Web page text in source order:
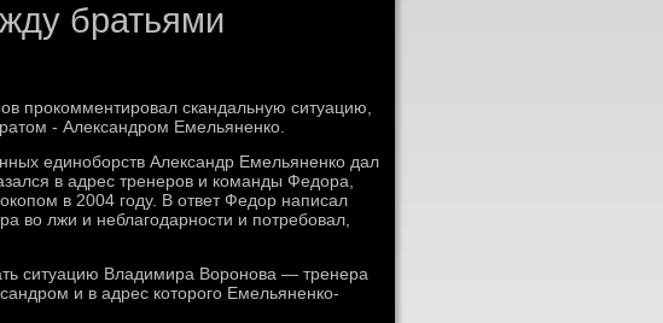
братьями
прокомментировал скандальную ситуацию,
- Александром Емельяненко.
единоборств Александр Емельяненко дал
в адрес тренеров и команды Федора,
в 2004 году. В ответ Федор написал
во лжи и неблагодарности и потребовал,
ситуацию Владимира Воронова — тренера
и в адрес которого Емельяненко-